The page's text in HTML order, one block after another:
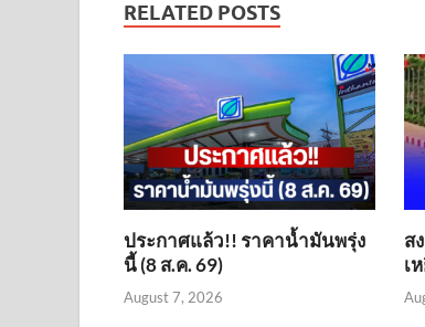
RELATED POSTS
ประกาศแล้ว!! ราคาน้ำมันพรุ่ง
นี้ (8 ส.ค. 69)
August 7, 2026
ส
เ